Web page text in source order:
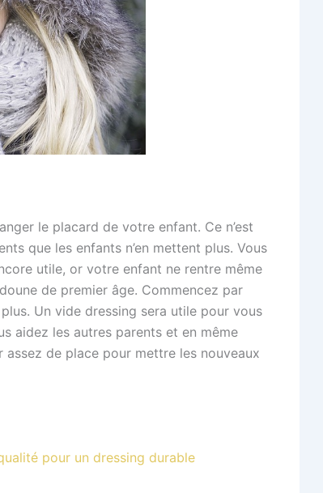
le placard de votre enfant. Ce n’est
que les enfants n’en mettent plus. Vous
utile, or votre enfant ne rentre même
de premier âge. Commencez par
Un vide dressing sera utile pour vous
aidez les autres parents et en même
de place pour mettre les nouveaux
pour un dressing durable